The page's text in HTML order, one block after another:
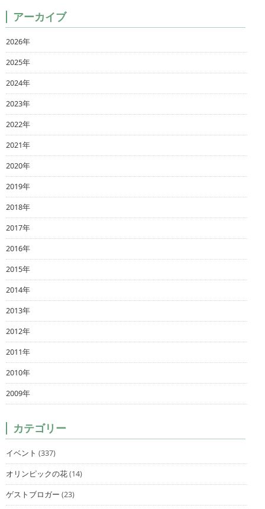
アーカイブ
2026年
2025年
2024年
2023年
2022年
2021年
2020年
2019年
2018年
2017年
2016年
2015年
2014年
2013年
2012年
2011年
2010年
2009年
カテゴリー
イベント (337)
オリンピックの花(14)
ゲストブロガー (23)